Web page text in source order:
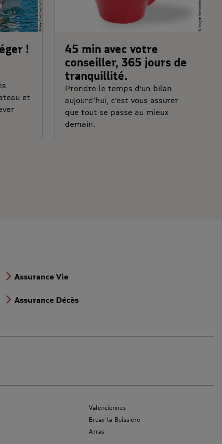
!
et
45 min avec votre
conseiller, 365 jours de
tranquillité.
Prendre le temps d’un bilan
aujourd’hui, c’est vous assurer
que tout se passe au mieux
demain.
Assurance Vie
Assurance Décès
Valenciennes
Bruay-la-Buissière
Arras